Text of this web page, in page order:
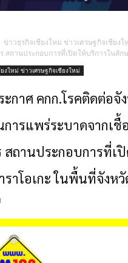
ข่าวธุรกิจเชียงใหม่ ข่าวเศรษฐกิจเชียงใ
สถานประกอบการที่เปิดให้บริการในลั
งใหม่ ข่าวเศรษฐกิจเชียงใหม่
กาศ คกก.โรคติดต่อจั
ารแพร่ระบาดจากเชื้
สถานประกอบการที่
ราโอเกะ ในพื้นที่จังห